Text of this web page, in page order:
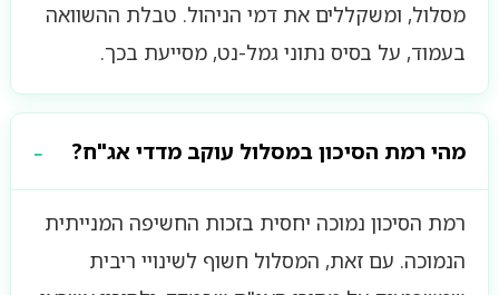
מסלול, ומשקללים את דמי הניהול. טבלת ההשוואה
בעמוד, על בסיס נתוני גמל-נט, מסייעת בכך.
מהי רמת הסיכון במסלול עוקב מדדי אג"ח?
רמת הסיכון נמוכה יחסית בזכות החשיפה המנייתית
הנמוכה. עם זאת, המסלול חשוף לשינויי ריבית